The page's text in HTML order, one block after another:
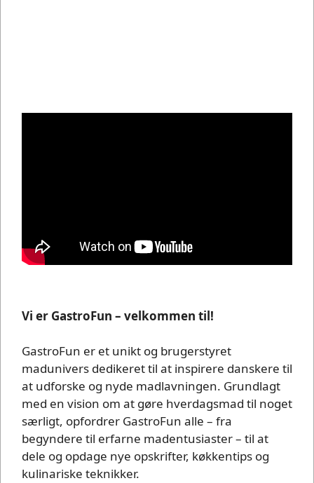
Vi er GastroFun – velkommen til!
GastroFun er et unikt og brugerstyret
madunivers dedikeret til at inspirere danskere til
at udforske og nyde madlavningen. Grundlagt
med en vision om at gøre hverdagsmad til noget
særligt, opfordrer GastroFun alle – fra
begyndere til erfarne madentusiaster – til at
dele og opdage nye opskrifter, køkkentips og
kulinariske teknikker.